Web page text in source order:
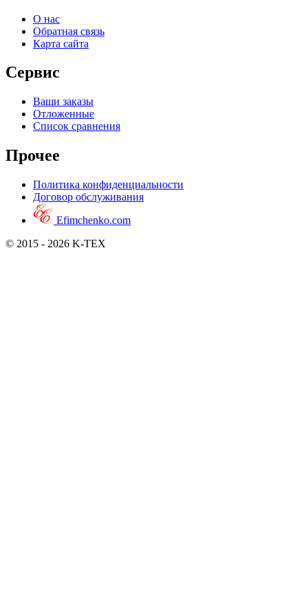
О нас
Обратная связь
Карта сайта
Сервис
Ваши заказы
Отложенные
Список сравнения
Прочее
Политика конфиденциальности
Договор обслуживания
Efimchenko.com
© 2015 - 2026 K-TEX